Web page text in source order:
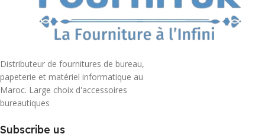
Distributeur de fournitures de bureau,
papeterie et matériel informatique au
Maroc. Large choix d'accessoires
bureautiques
Subscribe us